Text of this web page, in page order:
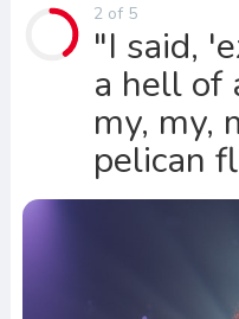
2 of 5
"I said,
a hell of
my, my,
pelican